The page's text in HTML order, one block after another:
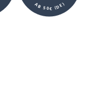
AB 50€ (DE)